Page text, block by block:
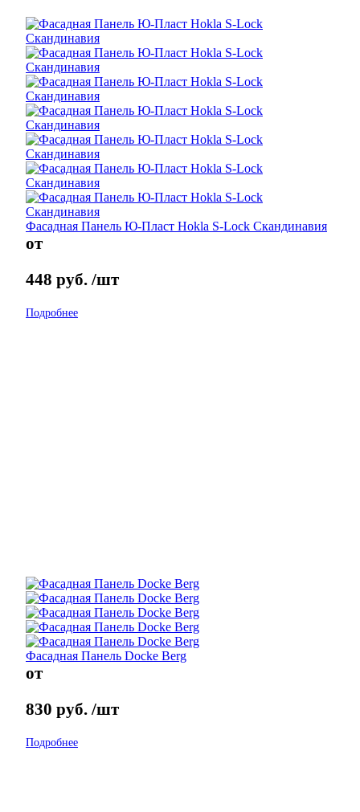
Фасадная Панель Ю-Пласт Hokla S-Lock Скандинавия
от
448 руб. /шт
Подробнее
Фасадная Панель Docke Berg
от
830 руб. /шт
Подробнее